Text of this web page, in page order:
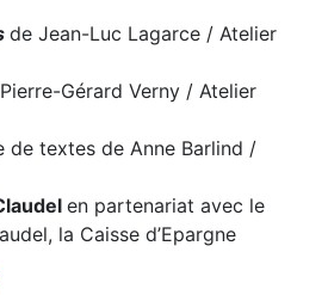
de Jean-Luc Lagarce / Atelier
Gérard Verny / Atelier
de textes de Anne Barlind /
en partenariat avec le
la Caisse d’Epargne